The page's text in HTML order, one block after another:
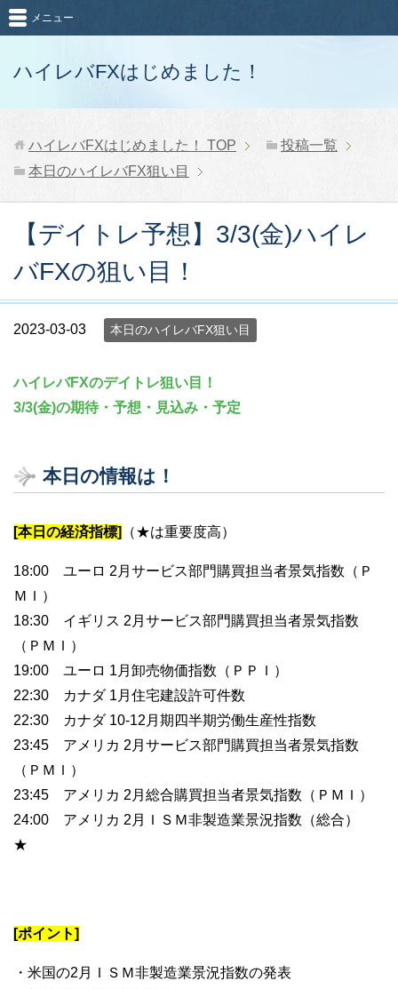
ハイレバFXはじめました！
メニュー
ハイレバFXはじめました！ TOP
投稿一覧
本日のハイレバFX狙い目
【デイトレ予想】3/3(金)ハイレ
バFXの狙い目！
2023-03-03 本日のハイレバFX狙い目
ハイレバFXのデイトレ狙い目！
3/3(金)の期待・予想・見込み・予定
本日の情報は！
[本日の経済指標] （★は重要度高）
18:00 ユーロ 2月サービス部門購買担当者景気指数（Ｐ
ＭＩ）
18:30 イギリス 2月サービス部門購買担当者景気指数
（ＰＭＩ）
19:00 ユーロ 1月卸売物価指数（ＰＰＩ）
22:30 カナダ 1月住宅建設許可件数
22:30 カナダ 10-12月期四半期労働生産性指数
23:45 アメリカ 2月サービス部門購買担当者景気指数
（ＰＭＩ）
23:45 アメリカ 2月総合購買担当者景気指数（ＰＭＩ）
24:00 アメリカ 2月ＩＳＭ非製造業景況指数（総合）
★
[ポイント]
・米国の2月ＩＳＭ非製造業景況指数の発表